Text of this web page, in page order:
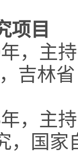
项目
年，主
吉林
年，主
，国家